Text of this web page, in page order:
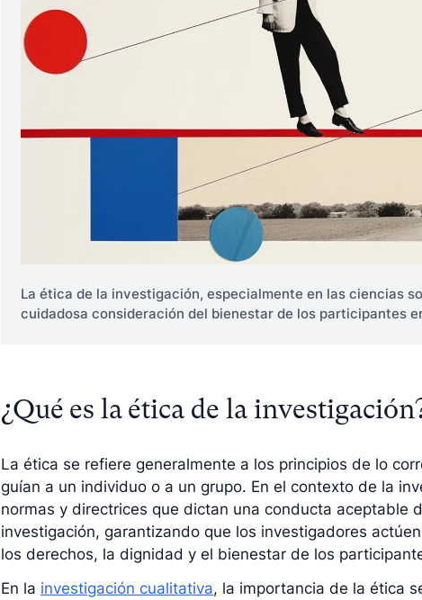
La ética de la investigación, especialmente en las ciencias
cuidadosa consideración del bienestar de los participantes
¿Qué es la ética de la
La ética se refiere generalmente a los principios de lo
guían a un individuo o a un grupo. En el contexto de la
normas y directrices que dictan una conducta aceptable
investigación, garantizando que los investigadores
los derechos, la dignidad y el bienestar de los
En la investigación cualitativa, la importancia de la ética